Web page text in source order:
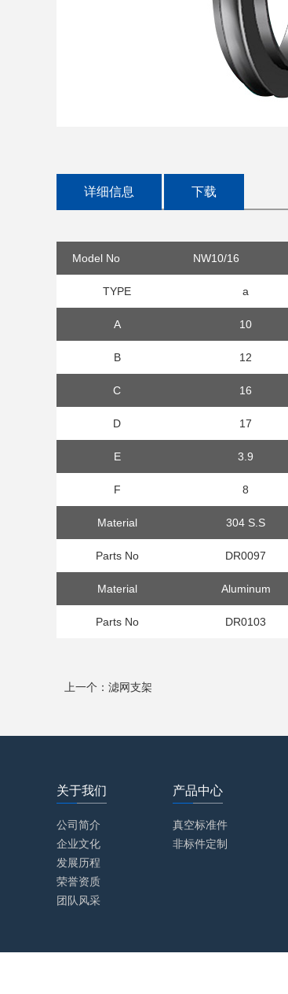
详细信息 下载
Model No NW10/16
TYPE a
A 10
B 12
C 16
D 17
E 3.9
F 8
Material 304 S.S
Parts No DR0097
Material Aluminum
Parts No DR0103
上一个：滤网支架
关于我们
公司简介
企业文化
发展历程
荣誉资质
团队风采
产品中心
真空标准件
非标件定制